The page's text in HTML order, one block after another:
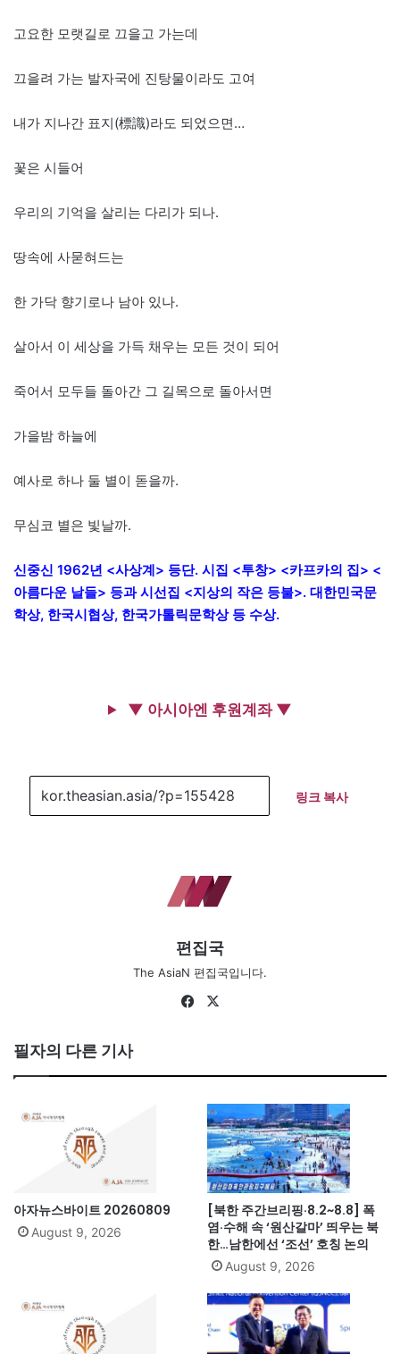
고요한 모랫길로 끄을고 가는데
끄을려 가는 발자국에 진탕물이라도 고여
내가 지나간 표지(標識)라도 되었으면…
꽃은 시들어
우리의 기억을 살리는 다리가 되나.
땅속에 사묻혀드는
한 가닥 향기로나 남아 있나.
살아서 이 세상을 가득 채우는 모든 것이 되어
죽어서 모두들 돌아간 그 길목으로 돌아서면
가을밤 하늘에
예사로 하나 둘 별이 돋을까.
무심코 별은 빛날까.
신중신 1962년 <사상계> 등단. 시집 <투창> <카프카의 집> <
아름다운 날들> 등과 시선집 <지상의 작은 등불>. 대한민국문
학상, 한국시협상, 한국가톨릭문학상 등 수상.
▼ 아시아엔 후원계좌 ▼
링크 복사
편집국
The AsiaN 편집국입니다.
Fa
필자의 다른 기사
아자뉴스바이트 20260809
August 9, 2026
[북한 주간브리핑·8.2~8.8] 폭
염·수해 속 ‘원산갈마’ 띄우는 북
한…남한에선 ‘조선’ 호칭 논의
August 9, 2026